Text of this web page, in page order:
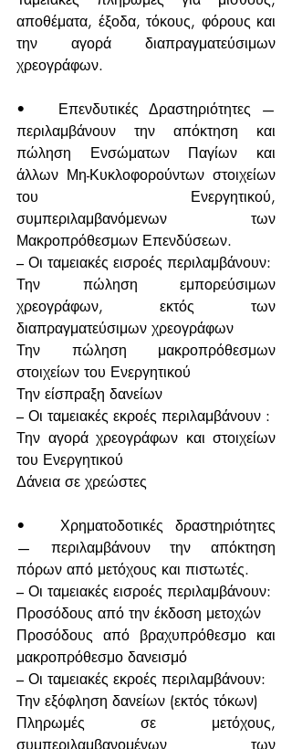
αποθέματα, έξοδα, τόκους, φόρους και
την αγορά διαπραγματεύσιμων
χρεογράφων.
•	Επενδυτικές Δραστηριότητες —
περιλαμβάνουν την απόκτηση και
πώληση Ενσώματων Παγίων και
άλλων Μη-Κυκλοφορούντων στοιχείων
του Ενεργητικού,
συμπεριλαμβανόμενων των
Μακροπρόθεσμων Επενδύσεων.
– Οι ταμειακές εισροές περιλαμβάνουν:
Την πώληση εμπορεύσιμων
χρεογράφων, εκτός των
διαπραγματεύσιμων χρεογράφων
Την πώληση μακροπρόθεσμων
στοιχείων του Ενεργητικού
Την είσπραξη δανείων
– Οι ταμειακές εκροές περιλαμβάνουν :
Την αγορά χρεογράφων και στοιχείων
του Ενεργητικού
Δάνεια σε χρεώστες
•	Χρηματοδοτικές δραστηριότητες
— περιλαμβάνουν την απόκτηση
πόρων από μετόχους και πιστωτές.
– Οι ταμειακές εισροές περιλαμβάνουν:
Προσόδους από την έκδοση μετοχών
Προσόδους από βραχυπρόθεσμο και
μακροπρόθεσμο δανεισμό
– Οι ταμειακές εκροές περιλαμβάνουν:
Την εξόφληση δανείων (εκτός τόκων)
Πληρωμές σε μετόχους,